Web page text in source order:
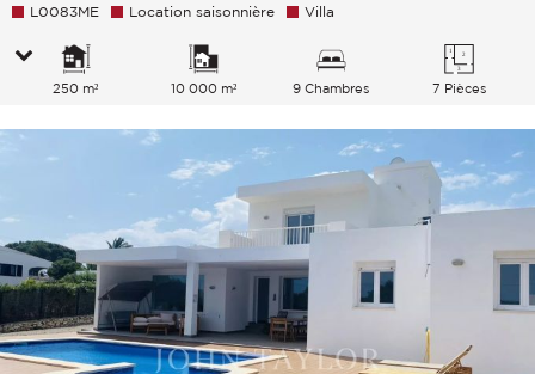
L0083ME Location saisonnière Villa
250 m² 10 000 m² 9 Chambres 7 Pièces